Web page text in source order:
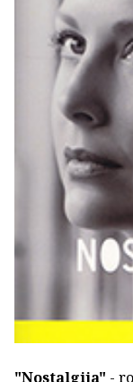
"Nostalgija" -